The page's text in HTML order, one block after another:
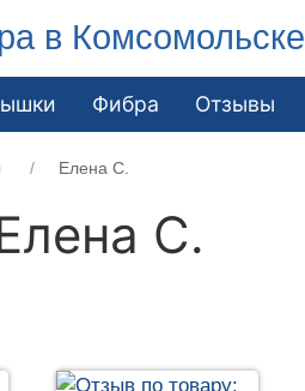
в Комсомольске
Фибра Отзывы
Елена С.
С.